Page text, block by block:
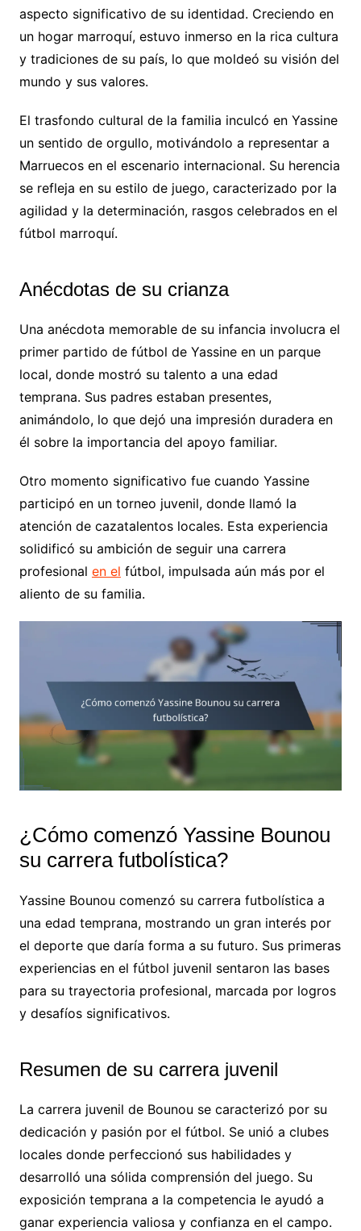
aspecto significativo de su identidad. Creciendo en
un hogar marroquí, estuvo inmerso en la rica cultura
y tradiciones de su país, lo que moldeó su visión del
mundo y sus valores.
El trasfondo cultural de la familia inculcó en Yassine
un sentido de orgullo, motivándolo a representar a
Marruecos en el escenario internacional. Su herencia
se refleja en su estilo de juego, caracterizado por la
agilidad y la determinación, rasgos celebrados en el
fútbol marroquí.
Anécdotas de su crianza
Una anécdota memorable de su infancia involucra el
primer partido de fútbol de Yassine en un parque
local, donde mostró su talento a una edad
temprana. Sus padres estaban presentes,
animándolo, lo que dejó una impresión duradera en
él sobre la importancia del apoyo familiar.
Otro momento significativo fue cuando Yassine
participó en un torneo juvenil, donde llamó la
atención de cazatalentos locales. Esta experiencia
solidificó su ambición de seguir una carrera
profesional en el fútbol, impulsada aún más por el
aliento de su familia.
¿Cómo comenzó Yassine Bounou
su carrera futbolística?
Yassine Bounou comenzó su carrera futbolística a
una edad temprana, mostrando un gran interés por
el deporte que daría forma a su futuro. Sus primeras
experiencias en el fútbol juvenil sentaron las bases
para su trayectoria profesional, marcada por logros
y desafíos significativos.
Resumen de su carrera juvenil
La carrera juvenil de Bounou se caracterizó por su
dedicación y pasión por el fútbol. Se unió a clubes
locales donde perfeccionó sus habilidades y
desarrolló una sólida comprensión del juego. Su
exposición temprana a la competencia le ayudó a
ganar experiencia valiosa y confianza en el campo.